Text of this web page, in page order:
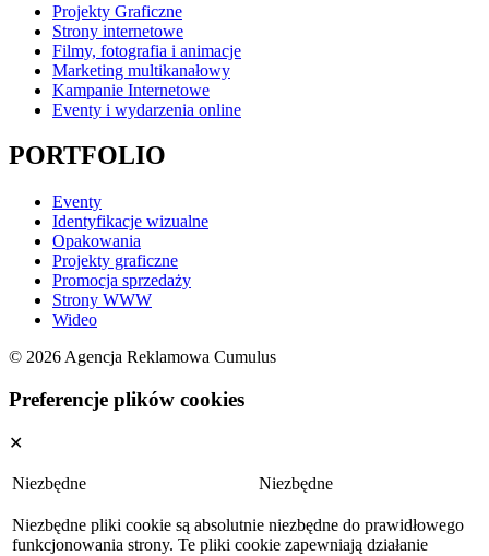
Projekty Graficzne
Strony internetowe
Filmy, fotografia i animacje
Marketing multikanałowy
Kampanie Internetowe
Eventy i wydarzenia online
PORTFOLIO
Eventy
Identyfikacje wizualne
Opakowania
Projekty graficzne
Promocja sprzedaży
Strony WWW
Wideo
© 2026 Agencja Reklamowa Cumulus
Preferencje plików cookies
✕
Niezbędne Niezbędne
Niezbędne pliki cookie są absolutnie niezbędne do prawidłowego
funkcjonowania strony. Te pliki cookie zapewniają działanie